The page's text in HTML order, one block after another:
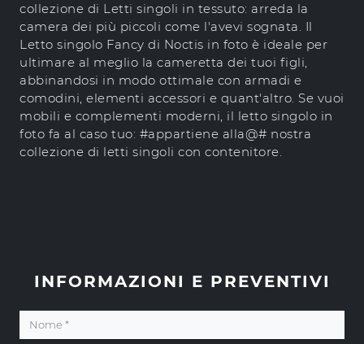
collezione di Letti singoli in tessuto: arreda la
camera dei più piccoli come l'avevi sognata. Il
Letto singolo Fancy di Noctis in foto è ideale per
ultimare al meglio la cameretta dei tuoi figli,
abbinandosi in modo ottimale con armadi e
comodini, elementi accessori e quant'altro. Se vuoi
mobili e complementi moderni, il letto singolo in
foto fa al caso tuo: #appartiene alla@# nostra
collezione di letti singoli con contenitore.
INFORMAZIONI E PREVENTIVI